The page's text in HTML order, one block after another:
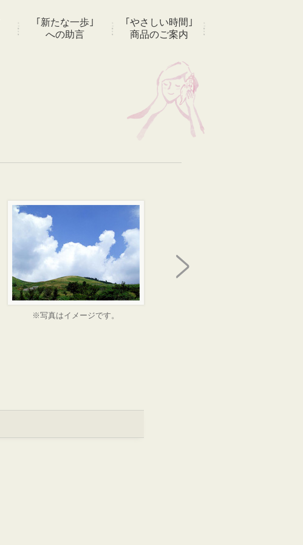
｢新たな一歩｣
への助言
｢やさしい時間｣
商品のご案内
※写真はイメージです。